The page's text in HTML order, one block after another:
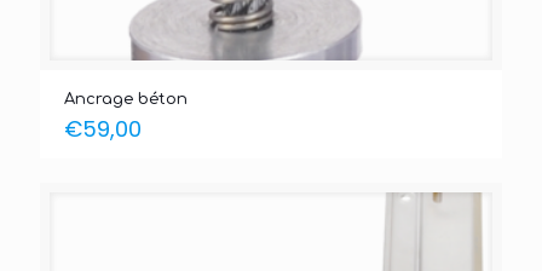
Ancrage béton
€59,00